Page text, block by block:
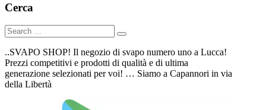
Cerca
..SVAPO SHOP! Il negozio di svapo numero uno a Lucca!
Prezzi competitivi e prodotti di qualità e di ultima
generazione selezionati per voi! … Siamo a Capannori in via
della Libertà